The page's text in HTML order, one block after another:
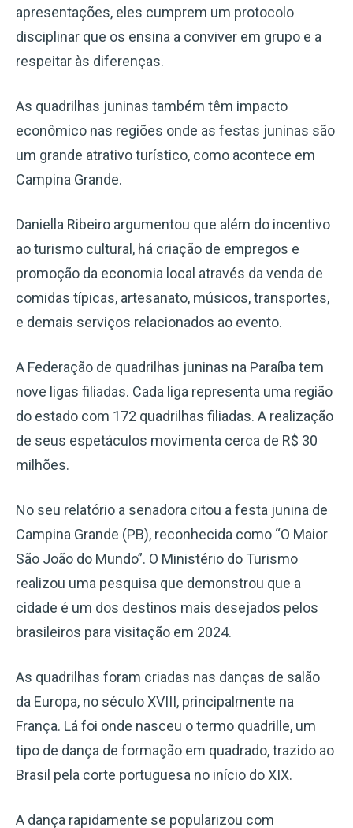
apresentações, eles cumprem um protocolo
disciplinar que os ensina a conviver em grupo e a
respeitar às diferenças.
As quadrilhas juninas também têm impacto
econômico nas regiões onde as festas juninas são
um grande atrativo turístico, como acontece em
Campina Grande.
Daniella Ribeiro argumentou que além do incentivo
ao turismo cultural, há criação de empregos e
promoção da economia local através da venda de
comidas típicas, artesanato, músicos, transportes,
e demais serviços relacionados ao evento.
A Federação de quadrilhas juninas na Paraíba tem
nove ligas filiadas. Cada liga representa uma região
do estado com 172 quadrilhas filiadas. A realização
de seus espetáculos movimenta cerca de R$ 30
milhões.
No seu relatório a senadora citou a festa junina de
Campina Grande (PB), reconhecida como “O Maior
São João do Mundo”. O Ministério do Turismo
realizou uma pesquisa que demonstrou que a
cidade é um dos destinos mais desejados pelos
brasileiros para visitação em 2024.
As quadrilhas foram criadas nas danças de salão
da Europa, no século XVIII, principalmente na
França. Lá foi onde nasceu o termo quadrille, um
tipo de dança de formação em quadrado, trazido ao
Brasil pela corte portuguesa no início do XIX.
A dança rapidamente se popularizou com